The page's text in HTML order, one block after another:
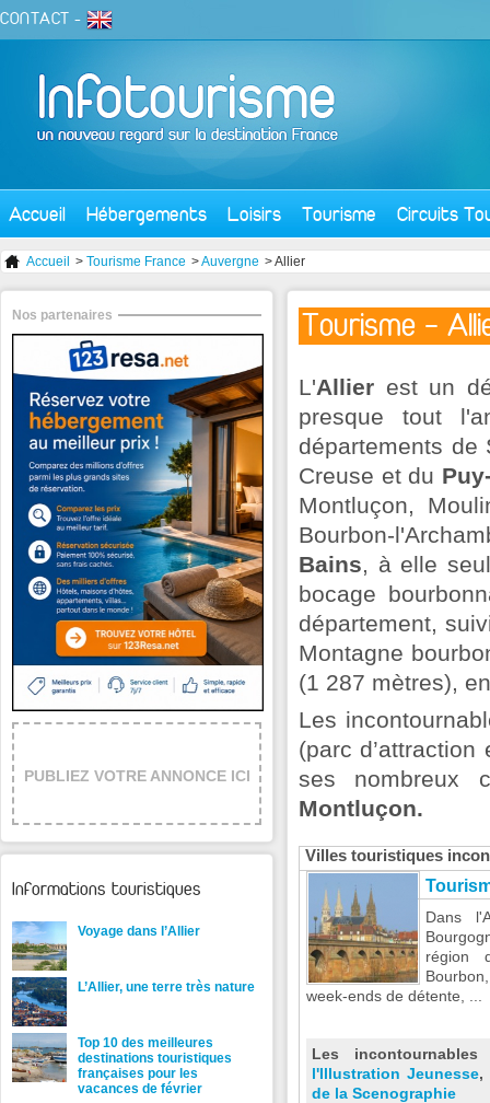
CONTACT -
Accueil Hébergements Loisirs Tourisme Circuits
Accueil > Tourisme France >Auvergne > Allier
Tourisme -
L'Allier est un
presque tout
départements de
Creuse et du
Montluçon,
Bourbon-
Bains, à elle
bocage
département,
Montagne
(1 287 mètres),
Les
(parc
ses nombreux
Montluçon.
Villes touristiques
Dans
région
week-ends de détente, ...
Les
l'Illustration Jeunesse,
de la Scenographie
Nos partenaires
PUBLIEZ VOTRE ANNONCE ICI
Informations touristiques
Voyage dans l’Allier
L’Allier, une terre très nature
Top 10 des meilleures
destinations touristiques
françaises pour les
vacances de février